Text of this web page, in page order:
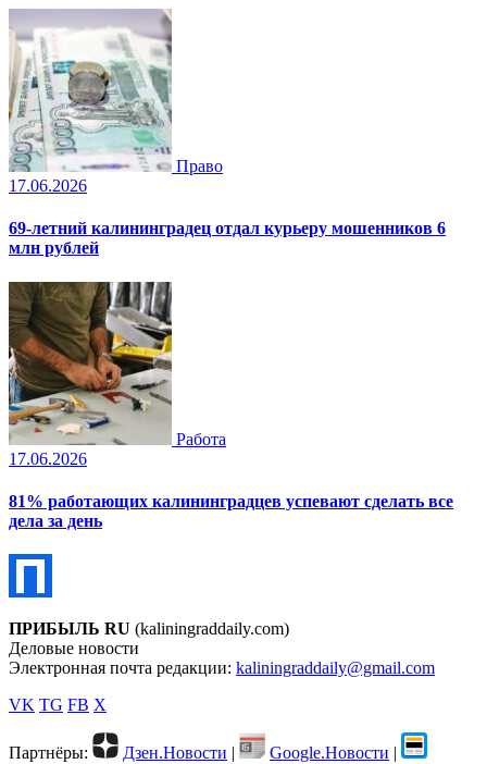
Право
17.06.2026
69-летний калининградец отдал курьеру мошенников 6
млн рублей
Работа
17.06.2026
81% работающих калининградцев успевают сделать все
дела за день
ПРИБЫЛЬ RU (kaliningraddaily.com)
Деловые новости
Электронная почта редакции: kaliningraddaily@gmail.com
VK TG FB X
Партнёры: Дзен.Новости | Google.Новости |